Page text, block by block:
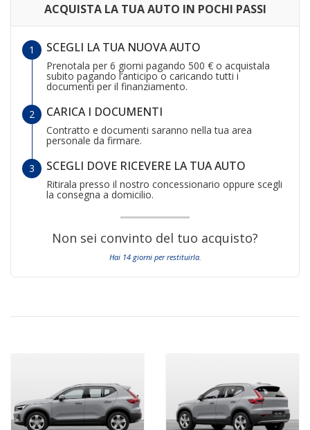
ACQUISTA LA TUA AUTO IN POCHI PASSI
SCEGLI LA TUA NUOVA AUTO
Prenotala per 6 giorni pagando 500 € o acquistala
subito pagando l’anticipo o caricando tutti i
documenti per il finanziamento.
CARICA I DOCUMENTI
Contratto e documenti saranno nella tua area
personale da firmare.
SCEGLI DOVE RICEVERE LA TUA AUTO
Ritirala presso il nostro concessionario oppure scegli
la consegna a domicilio.
Non sei convinto del tuo acquisto?
Hai 14 giorni per restituirla.